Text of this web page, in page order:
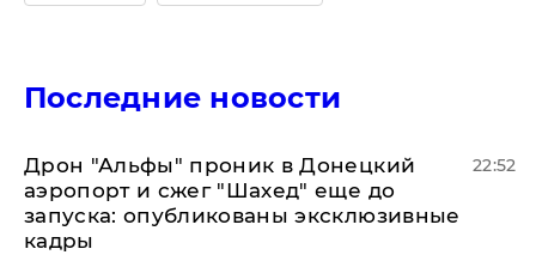
Последние новости
Дрон "Альфы" проник в Донецкий
аэропорт и сжег "Шахед" еще до
запуска: опубликованы эксклюзивные
кадры
22:52